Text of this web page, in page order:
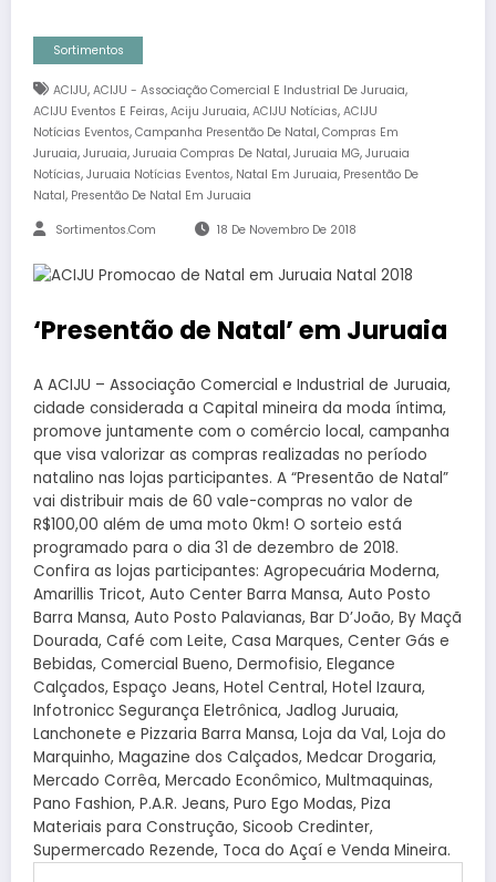
Sortimentos
ACIJU, ACIJU - Associação Comercial E Industrial De Juruaia,
ACIJU Eventos E Feiras, Aciju Juruaia, ACIJU Notícias, ACIJU
Notícias Eventos, Campanha Presentão De Natal, Compras Em
Juruaia, Juruaia, Juruaia Compras De Natal, Juruaia MG, Juruaia
Notícias, Juruaia Notícias Eventos, Natal Em Juruaia, Presentão De
Natal, Presentão De Natal Em Juruaia
Sortimentos.com 18 De Novembro De 2018
‘Presentão de Natal’ em Juruaia
A ACIJU – Associação Comercial e Industrial de Juruaia,
cidade considerada a Capital mineira da moda íntima,
promove juntamente com o comércio local, campanha
que visa valorizar as compras realizadas no período
natalino nas lojas participantes. A “Presentão de Natal”
vai distribuir mais de 60 vale-compras no valor de
R$100,00 além de uma moto 0km! O sorteio está
programado para o dia 31 de dezembro de 2018.
Confira as lojas participantes: Agropecuária Moderna,
Amarillis Tricot, Auto Center Barra Mansa, Auto Posto
Barra Mansa, Auto Posto Palavianas, Bar D’João, By Maçã
Dourada, Café com Leite, Casa Marques, Center Gás e
Bebidas, Comercial Bueno, Dermofisio, Elegance
Calçados, Espaço Jeans, Hotel Central, Hotel Izaura,
Infotronicc Segurança Eletrônica, Jadlog Juruaia,
Lanchonete e Pizzaria Barra Mansa, Loja da Val, Loja do
Marquinho, Magazine dos Calçados, Medcar Drogaria,
Mercado Corrêa, Mercado Econômico, Multmaquinas,
Pano Fashion, P.A.R. Jeans, Puro Ego Modas, Piza
Materiais para Construção, Sicoob Credinter,
Supermercado Rezende, Toca do Açaí e Venda Mineira.